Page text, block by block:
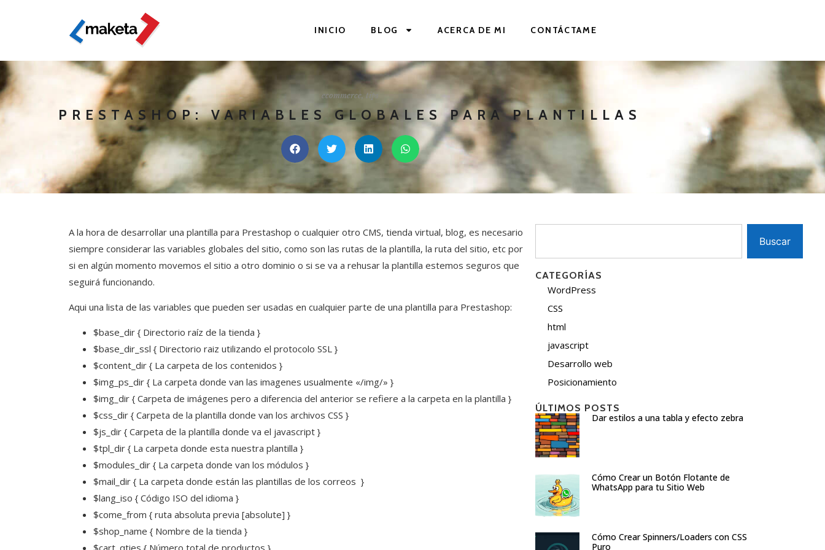
INICIO BLOG ACERCA DE MI CONTÁCTAME
ecommerce, tips
PRESTASHOP: VARIABLES GLOBALES PARA PLANTILLAS
A la hora de desarrollar una plantilla para Prestashop o cualquier otro CMS, tienda virtual, blog, es necesario
siempre considerar las variables globales del sitio, como son las rutas de la plantilla, la ruta del sitio, etc por
si en algún momento movemos el sitio a otro dominio o si se va a rehusar la plantilla estemos seguros que
seguirá funcionando.
Aqui una lista de las variables que pueden ser usadas en cualquier parte de una plantilla para Prestashop:
$base_dir { Directorio raíz de la tienda }
$base_dir_ssl { Directorio raiz utilizando el protocolo SSL }
$content_dir { La carpeta de los contenidos }
$img_ps_dir { La carpeta donde van las imagenes usualmente «/img/» }
$img_dir { Carpeta de imágenes pero a diferencia del anterior se refiere a la carpeta en la plantilla }
$css_dir { Carpeta de la plantilla donde van los archivos CSS }
$js_dir { Carpeta de la plantilla donde va el javascript }
$tpl_dir { La carpeta donde esta nuestra plantilla }
$modules_dir { La carpeta donde van los módulos }
$mail_dir { La carpeta donde están las plantillas de los correos }
$lang_iso { Código ISO del idioma }
$come_from { ruta absoluta previa [absolute] }
$shop_name { Nombre de la tienda }
Buscar
CATEGORÍAS
WordPress
CSS
html
javascript
Desarrollo web
Posicionamiento
ÚLTIMOS POSTS
Dar estilos a una tabla y efecto zebra
Cómo Crear un Botón Flotante de
WhatsApp para tu Sitio Web
Cómo Crear Spinners/Loaders con CSS
Puro